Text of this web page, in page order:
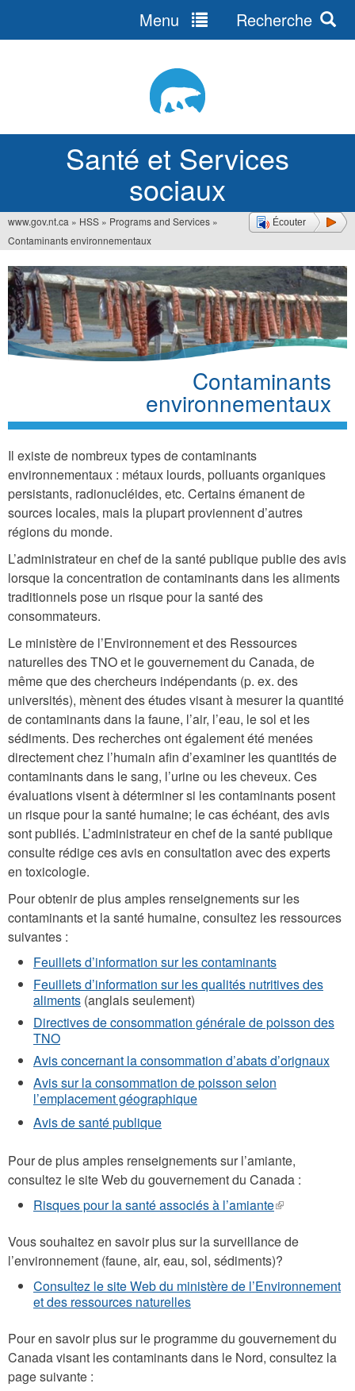
Santé et Services
sociaux
Menu Recherche
Écouter
Vous
êtes
ici
www.gov.nt.ca » HSS » Programs and Services »
Contaminants environnementaux
Contaminants
environnementaux
Il existe de nombreux types de contaminants
environnementaux : métaux lourds, polluants organiques
persistants, radionucléides, etc. Certains émanent de
sources locales, mais la plupart proviennent d’autres
régions du monde.
L’administrateur en chef de la santé publique publie des avis
lorsque la concentration de contaminants dans les aliments
traditionnels pose un risque pour la santé des
consommateurs.
Le ministère de l’Environnement et des Ressources
naturelles des TNO et le gouvernement du Canada, de
même que des chercheurs indépendants (p. ex. des
universités), mènent des études visant à mesurer la quantité
de contaminants dans la faune, l’air, l’eau, le sol et les
sédiments. Des recherches ont également été menées
directement chez l’humain afin d’examiner les quantités de
contaminants dans le sang, l’urine ou les cheveux. Ces
évaluations visent à déterminer si les contaminants posent
un risque pour la santé humaine; le cas échéant, des avis
sont publiés. L’administrateur en chef de la santé publique
consulte rédige ces avis en consultation avec des experts
en toxicologie.
Pour obtenir de plus amples renseignements sur les
contaminants et la santé humaine, consultez les ressources
suivantes :
Feuillets d’information sur les contaminants
Feuillets d’information sur les qualités nutritives des
aliments (anglais seulement)
Directives de consommation générale de poisson des
TNO
Avis concernant la consommation d’abats d’orignaux
Avis sur la consommation de poisson selon
l’emplacement géographique
Avis de santé publique
Pour de plus amples renseignements sur l’amiante,
consultez le site Web du gouvernement du Canada :
Risques pour la santé associés à l’amiante(le
est
externe)
Vous souhaitez en savoir plus sur la surveillance de
l’environnement (faune, air, eau, sol, sédiments)?
Consultez le site Web du ministère de l’Environnement
et des ressources naturelles
Pour en savoir plus sur le programme du gouvernement du
Canada visant les contaminants dans le Nord, consultez la
page suivante :